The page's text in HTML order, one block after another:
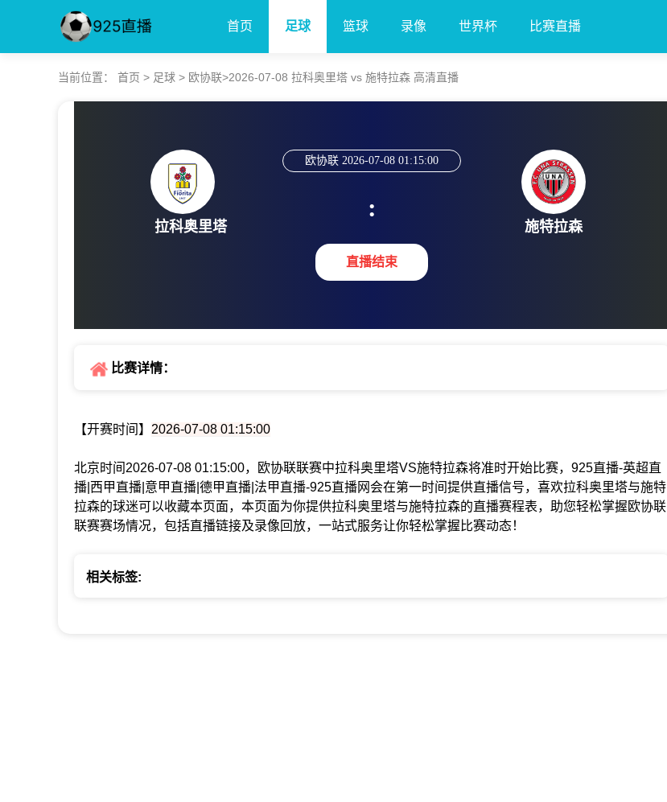
首页 足球 篮球 录像 世界杯 比赛直播
当前位置： 首页 > 足球 > 欧协联>2026-07-08 拉科奥里塔 vs 施特拉森 高清直播
拉科奥里塔
欧协联 2026-07-08 01:15:00
:
直播结束
施特拉森
比赛详情：
【开赛时间】 2026-07-08 01:15:00
北京时间2026-07-08 01:15:00，欧协联联赛中拉科奥里塔VS施特拉森将准时开始比赛，925直播-英超直
播|西甲直播|意甲直播|德甲直播|法甲直播-925直播网会在第一时间提供直播信号，喜欢拉科奥里塔与施特
拉森的球迷可以收藏本页面，本页面为你提供拉科奥里塔与施特拉森的直播赛程表，助您轻松掌握欧协联
联赛赛场情况，包括直播链接及录像回放，一站式服务让你轻松掌握比赛动态！
相关标签: